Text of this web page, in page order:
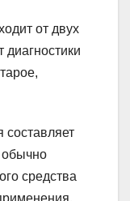
от двух
диагностики
составляет
обычно
средства